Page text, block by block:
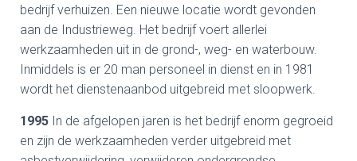
bedrijf verhuizen. Een nieuwe locatie wordt gevonden
aan de Industrieweg. Het bedrijf voert allerlei
werkzaamheden uit in de grond-, weg- en waterbouw.
Inmiddels is er 20 man personeel in dienst en in 1981
wordt het dienstenaanbod uitgebreid met sloopwerk.
1995 In de afgelopen jaren is het bedrijf enorm gegroeid
en zijn de werkzaamheden verder uitgebreid met